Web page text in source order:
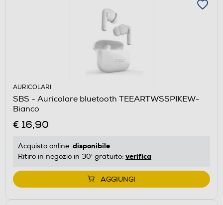
AURICOLARI
SBS - Auricolare bluetooth TEEARTWSSPIKEW-
Bianco
€ 16,90
Acquisto online: disponibile
Ritiro in negozio in 30' gratuito: verifica
AGGIUNGI